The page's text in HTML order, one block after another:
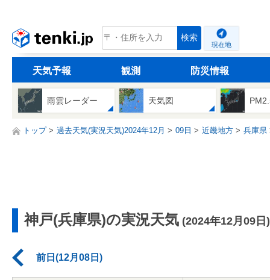
tenki.jp 検索
現在地
天気予報 観測 防災情報
雨雲レーダー 天気図
トップ 過去天気(実況天気)2024年12月 09日 近畿地方 兵庫県
神戸(兵庫県)の実況天気 (2024年12月09日)
前日(12月08日)